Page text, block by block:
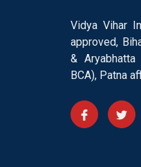
Vidya Vihar
approved,
&
BCA), Patna